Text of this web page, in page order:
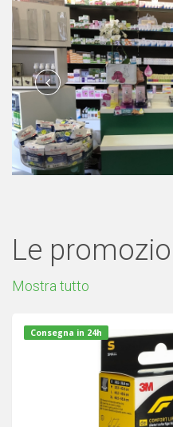
Le
Mostra tutto
Consegna in 24h